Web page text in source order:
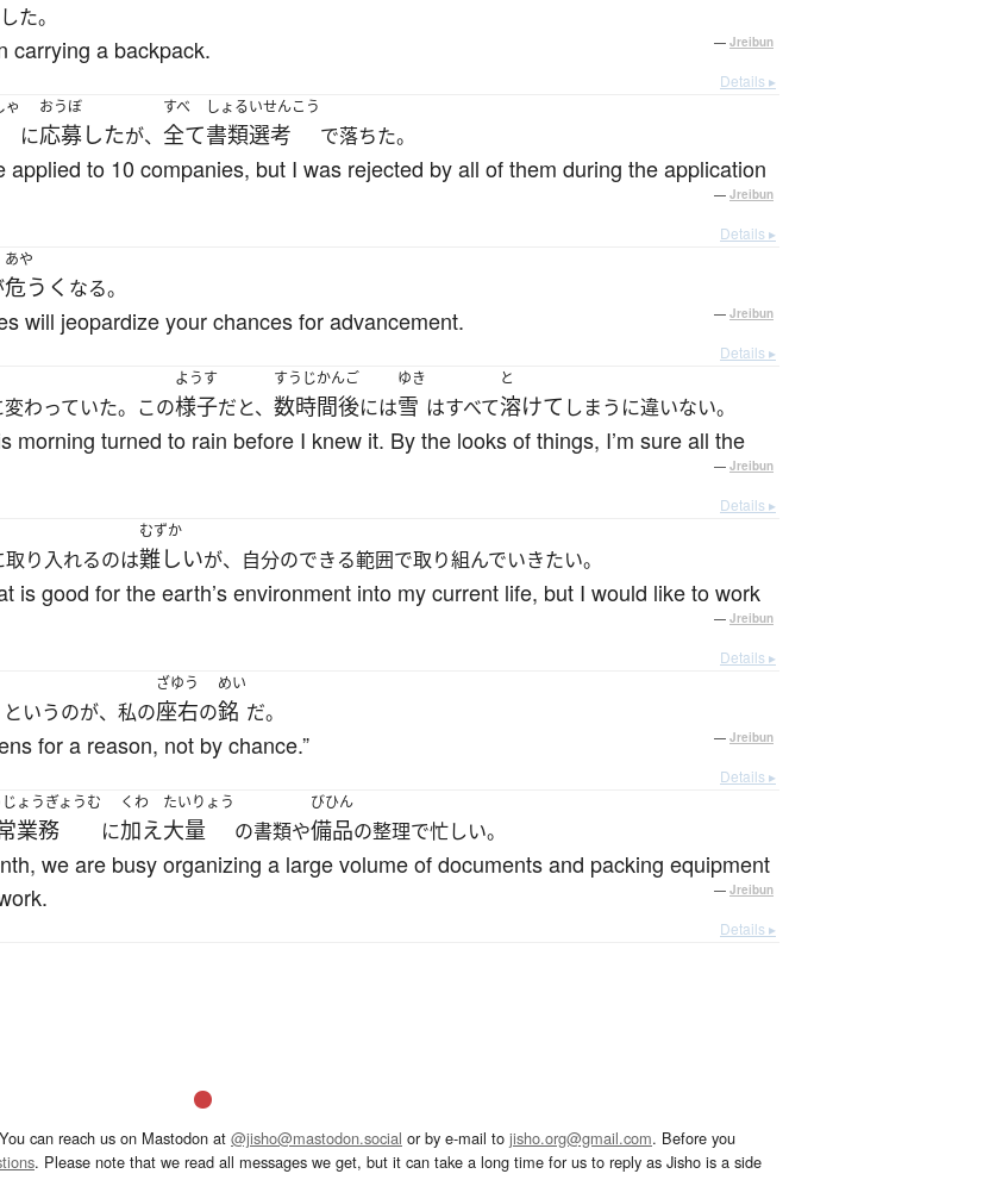
た。
carrying a backpack. — Jreibun
Details ▸
ゃ
に
おうぼ
応募したが、
すべ
全て
しょるいせんこう
書類選考 で落ちた。
to 10 companies, but I was rejected by all of them during the application
— Jreibun
Details ▸
あや
危うく なる。
will jeopardize your chances for advancement. — Jreibun
Details ▸
変わっていた。この
ようす
様子だと、
すうじかんご
数時間後には
ゆき
雪 はすべて
と
溶けて しまうに違いない。
morning turned to rain before I knew it. By the looks of things, I’m sure all the
— Jreibun
Details ▸
り入れるのは
むずか
難しいが、自分のできる範囲で取り組んでいきたい。
is good for the earth’s environment into my current life, but I would like to work
— Jreibun
Details ▸
いうのが、私の
ざゆう
座右の
めい
銘 だ。
for a reason, not by chance.” — Jreibun
Details ▸
ょうぎょうむ
業務 に
くわ
加え
たいりょう
大量 の書類や
びひん
備品の整理で忙しい。
we are busy organizing a large volume of documents and packing equipment
— Jreibun
Details ▸
can reach us on Mastodon at @jisho@mastodon.social or by e-mail to jisho.org@gmail.com. Before you
. Please note that we read all messages we get, but it can take a long time for us to reply as Jisho is a side